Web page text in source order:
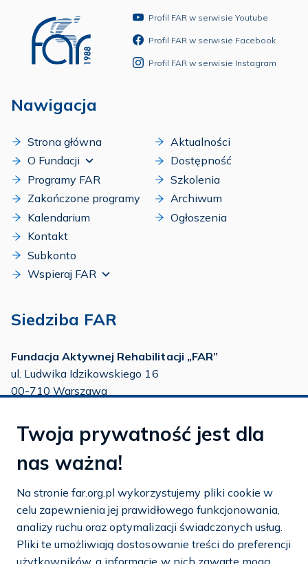
Profil FAR w serwisie Youtube
Profil FAR w serwisie Facebook
Profil FAR w serwisie Instagram
Nawigacja
Strona główna
O Fundacji
Programy FAR
Zakończone programy
Kalendarium
Kontakt
Subkonto
Wspieraj FAR
Aktualności
Dostępność
Szkolenia
Archiwum
Ogłoszenia
Siedziba FAR
Fundacja Aktywnej Rehabilitacji „FAR”
ul. Ludwika Idzikowskiego 16
00-710 Warszawa
tel.:22 651 88 03
22 858 26 39
tel.:22 642 22 91
e-mail:info@far.org.pl
Twoja prywatność jest dla
nas ważna!
Na stronie far.org.pl wykorzystujemy pliki cookie w
celu zapewnienia jej prawidłowego funkcjonowania,
analizy ruchu oraz optymalizacji świadczonych usług.
Pliki te umożliwiają dostosowanie treści do preferencji
użytkowników, a informacje w nich zawarte mogą